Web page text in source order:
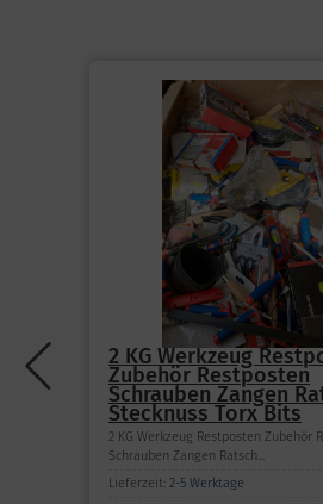
2 KG Werkzeug
Zubehör Restposten
Schrauben Zangen
Stecknuss Torx Bits
2 KG Werkzeug Restposten Zubehör
Schrauben Zangen Ratsch...
Lieferzeit: 2-5 Werktage